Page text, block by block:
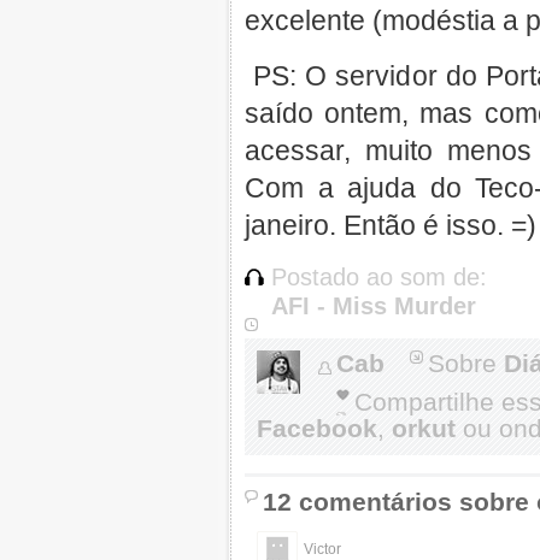
excelente (modéstia a
PS: O servidor do
saído ontem, mas
acessar, muito
Com a ajuda do
janeiro. Então é isso. =)
Postado ao som de:
AFI - Miss Murder
Cab Sobre
Compartilhe
Facebook, orkut ou
12 comentários sobre
Victor